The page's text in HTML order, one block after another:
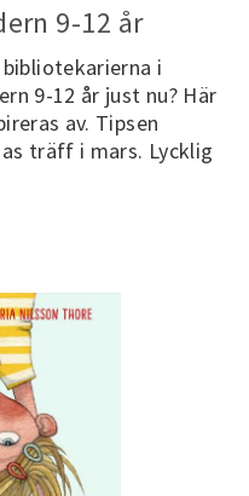
9-12 år
i
9-12 år just nu? Här
av. Tipsen
träff i mars. Lycklig